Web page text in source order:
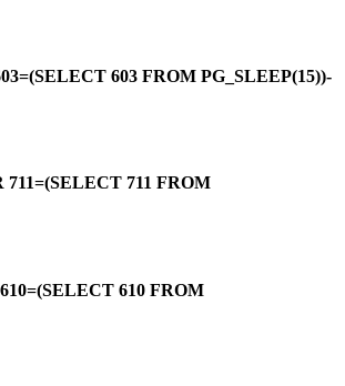
603 FROM PG_SLEEP(15))-
711=(SELECT 711 FROM
610 FROM